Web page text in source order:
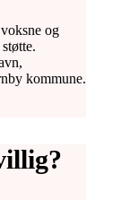
og
kommune.